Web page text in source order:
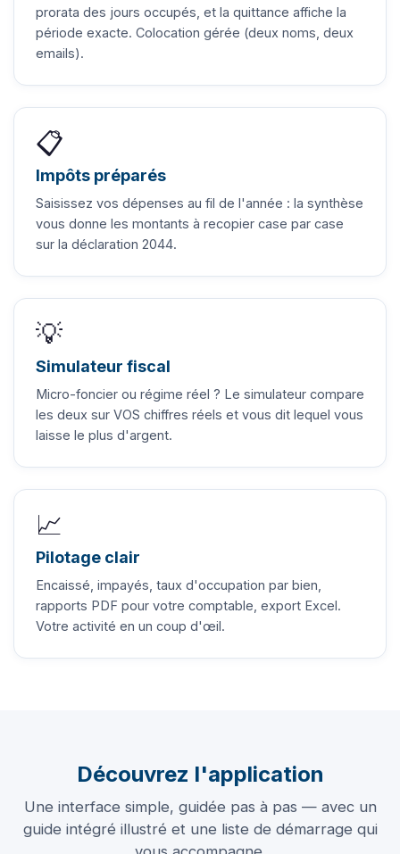
prorata des jours occupés, et la quittance affiche la
période exacte. Colocation gérée (deux noms, deux
emails).
📋
Impôts préparés
Saisissez vos dépenses au fil de l'année : la synthèse
vous donne les montants à recopier case par case
sur la déclaration 2044.
💡
Simulateur fiscal
Micro-foncier ou régime réel ? Le simulateur compare
les deux sur VOS chiffres réels et vous dit lequel vous
laisse le plus d'argent.
📈
Pilotage clair
Encaissé, impayés, taux d'occupation par bien,
rapports PDF pour votre comptable, export Excel.
Votre activité en un coup d'œil.
Découvrez l'application
Une interface simple, guidée pas à pas — avec un
guide intégré illustré et une liste de démarrage qui